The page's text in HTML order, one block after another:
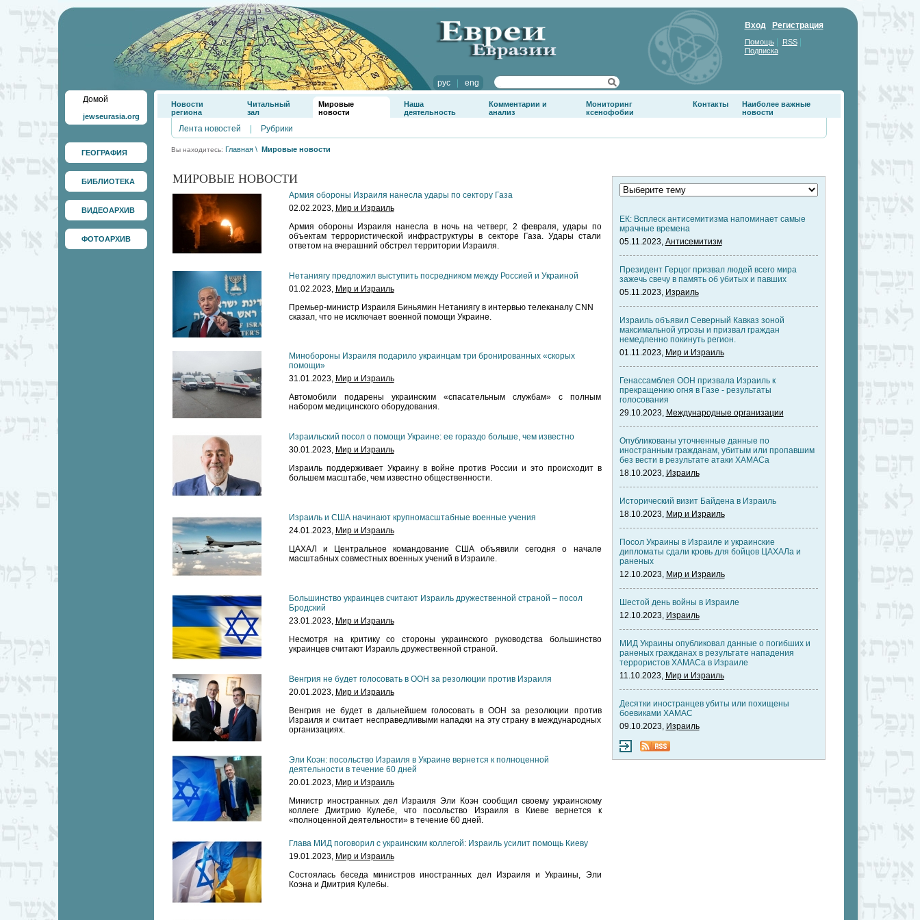
рус| eng
Вход Регистрация
Помощь| RSS|
Подписка
Домой
jewseurasia.org
ГЕОГРАФИЯ
БИБЛИОТЕКА
ВИДЕОАРХИВ
ФОТОАРХИВ
Новости
региона
Читальный
зал
Мировые
новости
Наша
деятельность
Комментарии и
анализ
Мониторинг
ксенофобии
Контакты
Наиболее важные
новости
Лента новостей Рубрики
Вы находитесь: Главная \ Мировые новости
МИРОВЫЕ НОВОСТИ
Армия обороны Израиля нанесла удары по сектору Газа
02.02.2023, Мир и Израиль
Армия обороны Израиля нанесла в ночь на четверг, 2 февраля, удары по
объектам террористической инфраструктуры в секторе Газа. Удары стали
ответом на вчерашний обстрел территории Израиля.
Нетаниягу предложил выступить посредником между Россией и Украиной
01.02.2023, Мир и Израиль
Премьер-министр Израиля Биньямин Нетаниягу в интервью телеканалу CNN
сказал, что не исключает военной помощи Украине.
Минобороны Израиля подарило украинцам три бронированных «скорых
помощи»
31.01.2023, Мир и Израиль
Автомобили подарены украинским «спасательным службам» с полным
набором медицинского оборудования.
Израильский посол о помощи Украине: ее гораздо больше, чем известно
30.01.2023, Мир и Израиль
Израиль поддерживает Украину в войне против России и это происходит в
большем масштабе, чем известно общественности.
Израиль и США начинают крупномасштабные военные учения
24.01.2023, Мир и Израиль
ЦАХАЛ и Центральное командование США объявили сегодня о начале
масштабных совместных военных учений в Израиле.
Большинство украинцев считают Израиль дружественной страной – посол
Бродский
23.01.2023, Мир и Израиль
Несмотря на критику со стороны украинского руководства большинство
украинцев считают Израиль дружественной страной.
Венгрия не будет голосовать в ООН за резолюции против Израиля
20.01.2023, Мир и Израиль
Венгрия не будет в дальнейшем голосовать в ООН за резолюции против
Израиля и считает несправедливыми нападки на эту страну в международных
организациях.
Эли Коэн: посольство Израиля в Украине вернется к полноценной
деятельности в течение 60 дней
20.01.2023, Мир и Израиль
Министр иностранных дел Израиля Эли Коэн сообщил своему украинскому
коллеге Дмитрию Кулебе, что посольство Израиля в Киеве вернется к
«полноценной деятельности» в течение 60 дней.
Глава МИД поговорил с украинским коллегой: Израиль усилит помощь Киеву
19.01.2023, Мир и Израиль
Состоялась беседа министров иностранных дел Израиля и Украины, Эли
Коэна и Дмитрия Кулебы.
ЕК: Всплеск антисемитизма напоминает самые
мрачные времена
05.11.2023, Антисемитизм
Президент Герцог призвал людей всего мира
зажечь свечу в память об убитых и павших
05.11.2023, Израиль
Израиль объявил Северный Кавказ зоной
максимальной угрозы и призвал граждан
немедленно покинуть регион.
01.11.2023, Мир и Израиль
Генассамблея ООН призвала Израиль к
прекращению огня в Газе - результаты
голосования
29.10.2023, Международные организации
Опубликованы уточненные данные по
иностранным гражданам, убитым или пропавшим
без вести в результате атаки ХАМАСа
18.10.2023, Израиль
Исторический визит Байдена в Израиль
18.10.2023, Мир и Израиль
Посол Украины в Израиле и украинские
дипломаты сдали кровь для бойцов ЦАХАЛа и
раненых
12.10.2023, Мир и Израиль
Шестой день войны в Израиле
12.10.2023, Израиль
МИД Украины опубликовал данные о погибших и
раненых гражданах в результате нападения
террористов ХАМАСа в Израиле
11.10.2023, Мир и Израиль
Десятки иностранцев убиты или похищены
боевиками ХАМАС
09.10.2023, Израиль